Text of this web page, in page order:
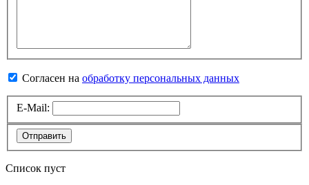
Согласен на обработку персональных данных
E-Mail:
Отправить
Список пуст